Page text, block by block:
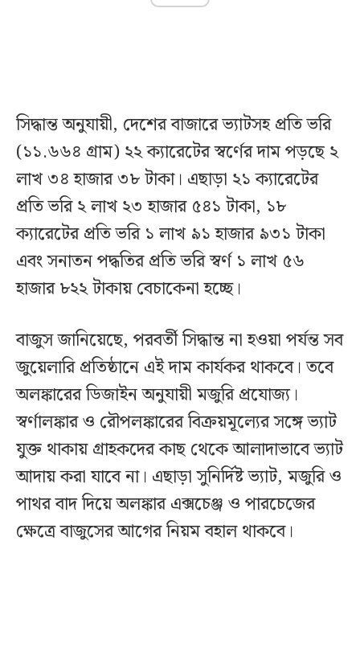
সিদ্ধান্ত অনুযায়ী, দেশের বাজারে ভ্যাটসহ প্রতি ভরি
(১১.৬৬৪ গ্রাম) ২২ ক্যারেটের স্বর্ণের দাম পড়ছে ২
লাখ ৩৪ হাজার ৩৮ টাকা। এছাড়া ২১ ক্যারেটের
প্রতি ভরি ২ লাখ ২৩ হাজার ৫৪১ টাকা, ১৮
ক্যারেটের প্রতি ভরি ১ লাখ ৯১ হাজার ৯৩১ টাকা
এবং সনাতন পদ্ধতির প্রতি ভরি স্বর্ণ ১ লাখ ৫৬
হাজার ৮২২ টাকায় বেচাকেনা হচ্ছে।
বাজুস জানিয়েছে, পরবর্তী সিদ্ধান্ত না হওয়া পর্যন্ত সব
জুয়েলারি প্রতিষ্ঠানে এই দাম কার্যকর থাকবে। তবে
অলঙ্কারের ডিজাইন অনুযায়ী মজুরি প্রযোজ্য।
স্বর্ণালঙ্কার ও রৌপলঙ্কারের বিক্রয়মূল্যের সঙ্গে ভ্যাট
যুক্ত থাকায় গ্রাহকদের কাছ থেকে আলাদাভাবে ভ্যাট
আদায় করা যাবে না। এছাড়া সুনির্দিষ্ট ভ্যাট, মজুরি ও
পাথর বাদ দিয়ে অলঙ্কার এক্সচেঞ্জ ও পারচেজের
ক্ষেত্রে বাজুসের আগের নিয়ম বহাল থাকবে।